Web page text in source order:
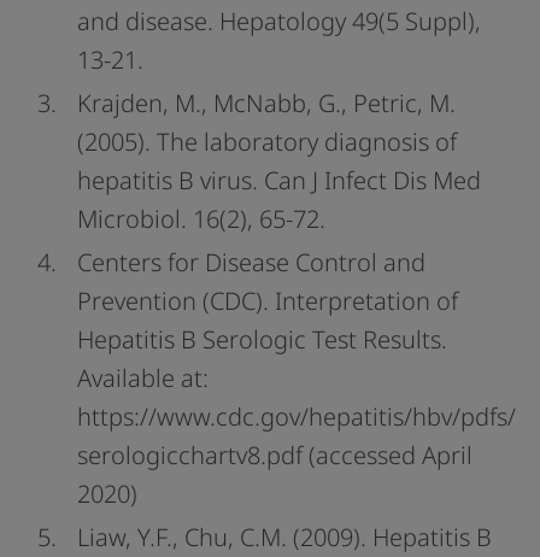
and disease. Hepatology 49(5 Suppl),
13-21.
Krajden, M., McNabb, G., Petric, M.
(2005). The laboratory diagnosis of
hepatitis B virus. Can J Infect Dis Med
Microbiol. 16(2), 65-72.
Centers for Disease Control and
Prevention (CDC). Interpretation of
Hepatitis B Serologic Test Results.
Available at:
https://www.cdc.gov/hepatitis/hbv/pdfs/
serologicchartv8.pdf (accessed April
2020)
Liaw, Y.F., Chu, C.M. (2009). Hepatitis B